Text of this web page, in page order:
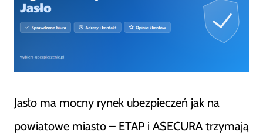
Jasło ma mocny rynek ubezpieczeń jak na
powiatowe miasto – ETAP i ASECURA trzymają